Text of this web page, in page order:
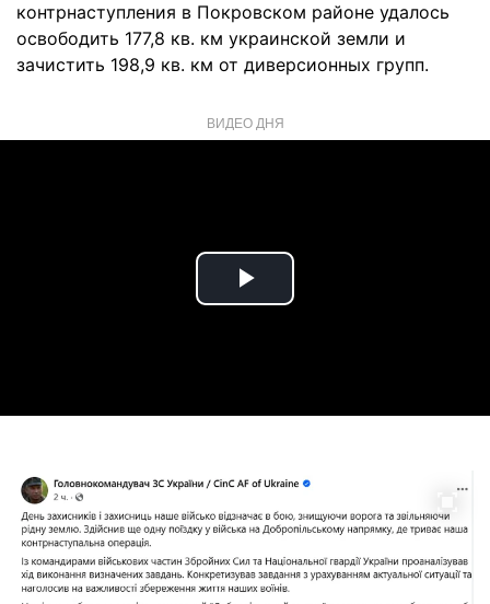
контрнаступления в Покровском районе удалось
освободить 177,8 кв. км украинской земли и
зачистить 198,9 кв. км от диверсионных групп.
ВИДЕО ДНЯ
Play